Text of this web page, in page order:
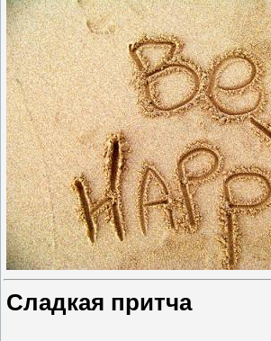
Сладкая притча